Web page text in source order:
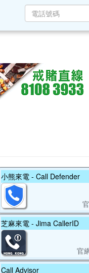
小熊來電 - Call Defender
芝麻來電 - Jima CallerID
官
Call Advisor